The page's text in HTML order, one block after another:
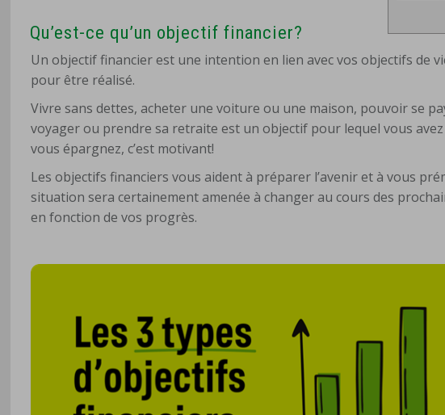
Qu’est-ce qu’un objectif financier?
Un objectif financier est une intention en lien avec vos objectifs de
pour être réalisé.
Vivre sans dettes, acheter une voiture ou une maison, pouvoir se
voyager ou prendre sa retraite est un objectif pour lequel vous
vous épargnez, c’est motivant!
Les objectifs financiers vous aident à préparer l’avenir et à vous
situation sera certainement amenée à changer au cours des
en fonction de vos progrès.